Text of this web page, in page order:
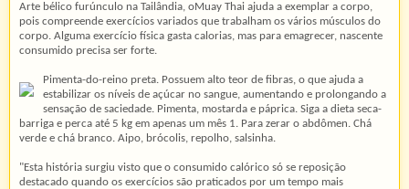
Arte bélico furúnculo na Tailândia, oMuay Thai ajuda a exemplar a corpo,
pois compreende exercícios variados que trabalham os vários músculos do
corpo. Alguma exercício física gasta calorias, mas para emagrecer, nascente
consumido precisa ser forte.
Pimenta-do-reino preta. Possuem alto teor de fibras, o que ajuda a
estabilizar os níveis de açúcar no sangue, aumentando e prolongando a
sensação de saciedade. Pimenta, mostarda e páprica. Siga a dieta seca-
barriga e perca até 5 kg em apenas um mês 1. Para zerar o abdômen. Chá
verde e chá branco. Aipo, brócolis, repolho, salsinha.
"Esta história surgiu visto que o consumido calórico só se reposição
destacado quando os exercícios são praticados por um tempo mais